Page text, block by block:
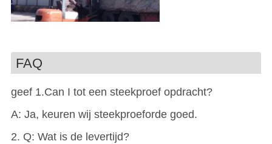
FAQ
geef 1.Can I tot een steekproef opdracht?
A: Ja, keuren wij steekproeforde goed.
2. Q: Wat is de levertijd?